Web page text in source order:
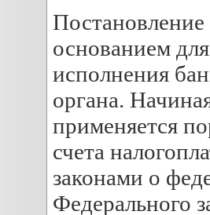
основанием
исполнения
органа.
применяется
счета
законами о
Федерального